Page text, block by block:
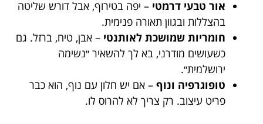
אור טבעי דרמטי – יפה בטירוף, אבל דורש שליטה
בהצללות ובגוון תאורה פנימית.
חומריות שמושכת לאותנטי – אבן, טיח, ברזל. גם
כשעושים מודרני, בא לך להשאיר ״נשימה
ירושלמית״.
טופוגרפיה ונוף – אם יש חלון עם נוף, הוא כבר
פריט עיצוב. רק צריך לא להרוס לו.